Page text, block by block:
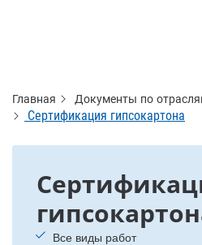
Главная Документы по
Сертификация гипсокартона
Все виды работ